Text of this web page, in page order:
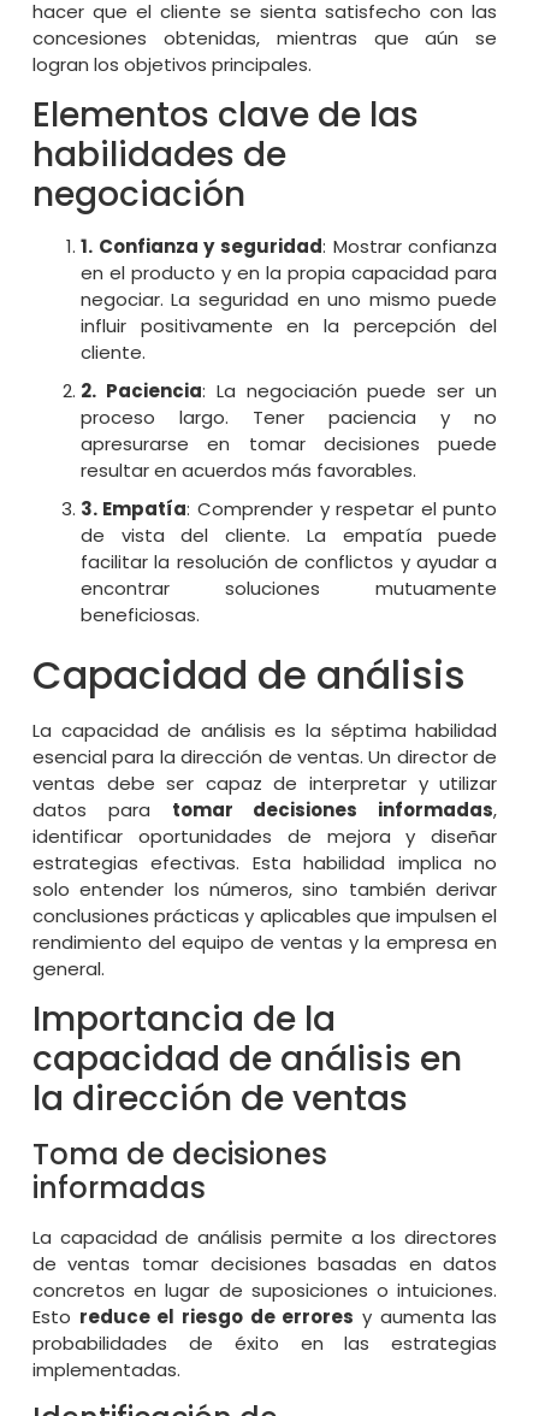
hacer que el cliente se sienta satisfecho con las
concesiones obtenidas, mientras que aún se
logran los objetivos principales.
Elementos clave de las
habilidades de
negociación
1. Confianza y seguridad: Mostrar confianza
en el producto y en la propia capacidad para
negociar. La seguridad en uno mismo puede
influir positivamente en la percepción del
cliente.
2. Paciencia: La negociación puede ser un
proceso largo. Tener paciencia y no
apresurarse en tomar decisiones puede
resultar en acuerdos más favorables.
3. Empatía: Comprender y respetar el punto
de vista del cliente. La empatía puede
facilitar la resolución de conflictos y ayudar a
encontrar soluciones mutuamente
beneficiosas.
Capacidad de análisis
La capacidad de análisis es la séptima habilidad
esencial para la dirección de ventas. Un director de
ventas debe ser capaz de interpretar y utilizar
datos para tomar decisiones informadas,
identificar oportunidades de mejora y diseñar
estrategias efectivas. Esta habilidad implica no
solo entender los números, sino también derivar
conclusiones prácticas y aplicables que impulsen el
rendimiento del equipo de ventas y la empresa en
general.
Importancia de la
capacidad de análisis en
la dirección de ventas
Toma de decisiones
informadas
La capacidad de análisis permite a los directores
de ventas tomar decisiones basadas en datos
concretos en lugar de suposiciones o intuiciones.
Esto reduce el riesgo de errores y aumenta las
probabilidades de éxito en las estrategias
implementadas.